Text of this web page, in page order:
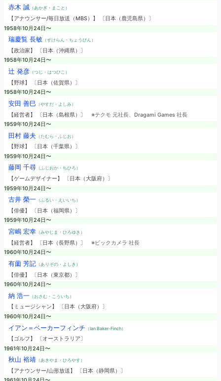
赤木 誠（あかぎ・まこと）
【アナウンサー/毎日放送（MBS）】 〔日本（鹿児島県）〕
1958年10月24日〜
瑞慶覧 長敏（ずけらん・ちょうびん）
【政治家】 〔日本（沖縄県）〕
1958年10月24日〜
辻 発彦（つじ・はつひこ）
【野球】 〔日本（佐賀県）〕
1958年10月24日〜
安田 善巳 （やすだ・よしみ）
【経営者】 〔日本（島根県）〕 ※テクモ 元社長、Dragami Games 社長
1959年10月24日〜
田村 藤夫 （たむら・ふじお）
【野球】 〔日本（千葉県）〕
1959年10月24日〜
藤岡 千尋（ふじおか・ちひろ）
【ゲームデザイナー】 〔日本（大阪府）〕
1959年10月24日〜
古井 榮一（ふるい・えいいち）
【俳優】 〔日本（福岡県）〕
1959年10月24日〜
宮嶋 宏幸（みやじま・ひろゆき）
【経営者】 〔日本（長野県）〕 ※ビックカメラ 社長
1960年10月24日〜
有薗 芳記（ありぞの・よしき）
【俳優】 〔日本（東京都）〕
1960年10月24日〜
納 浩一（おさむ・こういち）
【ミュージシャン】 〔日本（大阪府）〕
1960年10月24日〜
イアン＝ベーカーフィンチ （Ian Baker-Finch）
【ゴルフ】 〔オーストラリア〕
1961年10月24日〜
秋山 裕靖（あきやま・ひろやす）
【アナウンサー/山形放送】 〔日本（静岡県）〕